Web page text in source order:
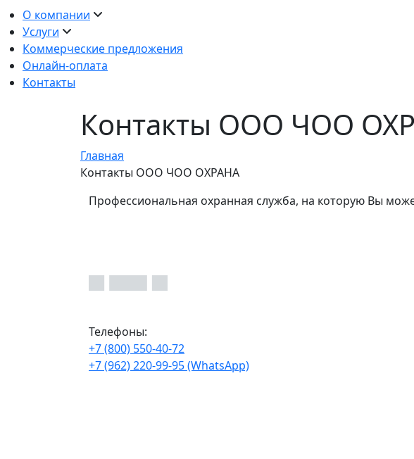
О компании
Услуги
Коммерческие предложения
Онлайн-оплата
Контакты
Контакты ООО ЧОО
Главная
Контакты ООО ЧОО ОХРАНА
Профессиональная охранная служба, на которую Вы
Телефоны:
+7 (800) 550-40-72
+7 (962) 220-99-95 (WhatsApp)